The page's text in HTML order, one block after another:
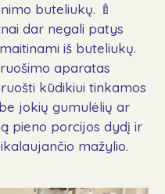
buteliukų. 🍼
dar negali patys
iš buteliukų.
aparatas
kūdikiui tinkamos
jokių gumulėlių ar
pieno porcijos dydį ir
mažylio.